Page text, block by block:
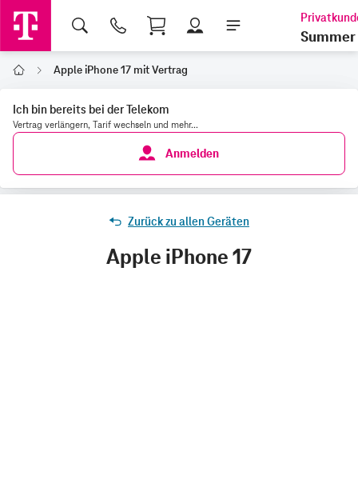
Shopping Cart
Summer
Home Apple iPhone 17 mit Vertrag
Ich bin bereits bei der Telekom
Vertrag verlängern, Tarif wechseln und mehr...
Anmelden
Zurück zu allen Geräten
Apple iPhone 17